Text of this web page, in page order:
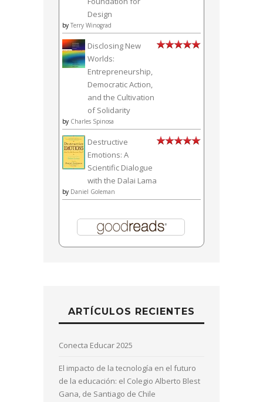
Design
by Terry Winograd
Disclosing New
Worlds:
Entrepreneurship,
Democratic Action,
and the Cultivation
of Solidarity
by Charles Spinosa
Destructive
Emotions: A
Scientific Dialogue
with the Dalai Lama
by Daniel Goleman
ARTÍCULOS RECIENTES
Conecta Educar 2025
El impacto de la tecnología en el futuro
de la educación: el Colegio Alberto Blest
Gana, de Santiago de Chile